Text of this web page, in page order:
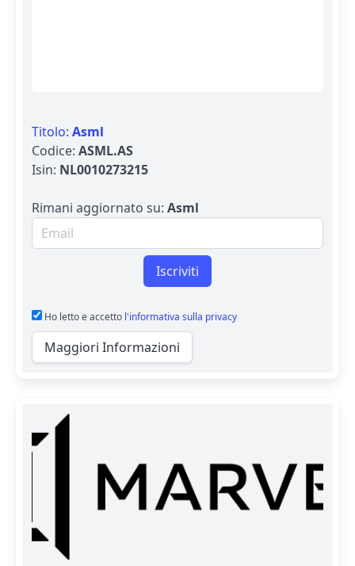
Titolo: Asml
Codice: ASML.AS
Isin: NL0010273215
Rimani aggiornato su: Asml
Email per newsletter
Iscriviti
Ho letto e accetto l'informativa sulla privacy
Maggiori Informazioni